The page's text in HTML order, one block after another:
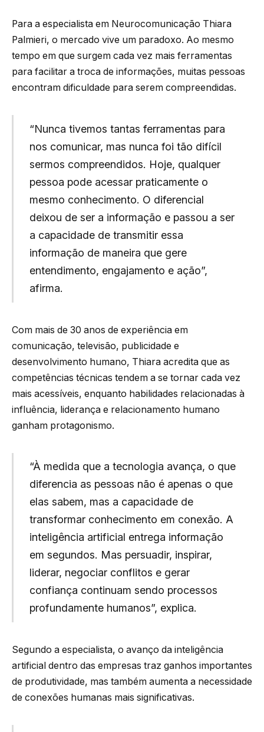
Para a especialista em Neurocomunicação Thiara
Palmieri, o mercado vive um paradoxo. Ao mesmo
tempo em que surgem cada vez mais ferramentas
para facilitar a troca de informações, muitas pessoas
encontram dificuldade para serem compreendidas.
“Nunca tivemos tantas ferramentas para
nos comunicar, mas nunca foi tão difícil
sermos compreendidos. Hoje, qualquer
pessoa pode acessar praticamente o
mesmo conhecimento. O diferencial
deixou de ser a informação e passou a ser
a capacidade de transmitir essa
informação de maneira que gere
entendimento, engajamento e ação”,
afirma.
Com mais de 30 anos de experiência em
comunicação, televisão, publicidade e
desenvolvimento humano, Thiara acredita que as
competências técnicas tendem a se tornar cada vez
mais acessíveis, enquanto habilidades relacionadas à
influência, liderança e relacionamento humano
ganham protagonismo.
“À medida que a tecnologia avança, o que
diferencia as pessoas não é apenas o que
elas sabem, mas a capacidade de
transformar conhecimento em conexão. A
inteligência artificial entrega informação
em segundos. Mas persuadir, inspirar,
liderar, negociar conflitos e gerar
confiança continuam sendo processos
profundamente humanos”, explica.
Segundo a especialista, o avanço da inteligência
artificial dentro das empresas traz ganhos importantes
de produtividade, mas também aumenta a necessidade
de conexões humanas mais significativas.